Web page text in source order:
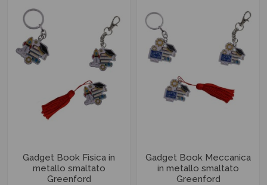
Gadget Book Fisica in
metallo smaltato
Greenford
Gadget Book Meccanica
in metallo smaltato
Greenford